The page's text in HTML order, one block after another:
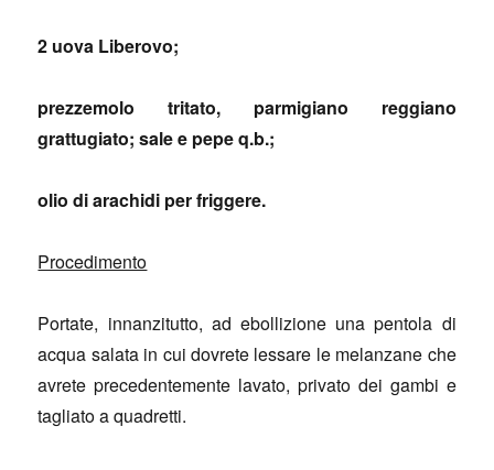
2 uova Liberovo;
prezzemolo tritato, parmigiano reggiano
grattugiato; sale e pepe q.b.;
olio di arachidi per friggere.
Procedimento
Portate, innanzitutto, ad ebollizione una pentola di
acqua salata in cui dovrete lessare le melanzane che
avrete precedentemente lavato, privato dei gambi e
tagliato a quadretti.